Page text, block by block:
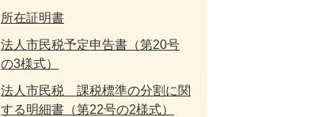
所在証明書
法人市民税予定申告書（第20号
の3様式）
法人市民税 課税標準の分割に関
する明細書（第22号の2様式）